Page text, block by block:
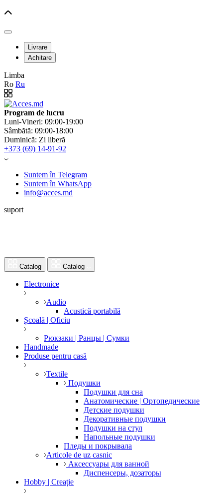
Livrare
Achitare
Limba
Ro Ru
Program de lucru
Luni-Vineri: 09:00-19:00
Sâmbătă: 09:00-18:00
Duminică: Zi liberă
+373 (69) 14-91-92
Suntem în Telegram
Suntem în WhatsApp
info@acces.md
suport
Catalog Catalog
Electronice
Audio
Acustică portabilă
Școală | Oficiu
Рюкзаки | Ранцы | Сумки
Handmade
Produse pentru casă
Textile
Подушки
Подушки для сна
Анатомические | Ортопедические
Детские подушки
Декоративные подушки
Подушки на стул
Напольные подушки
Пледы и покрывала
Articole de uz casnic
Аксессуары для ванной
Диспенсеры, дозаторы
Hobby | Creație